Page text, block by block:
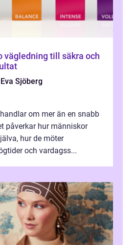
Eva Sjöberg
om mer än en snabb
påverkar hur människor
hur de möter
och vardagss...